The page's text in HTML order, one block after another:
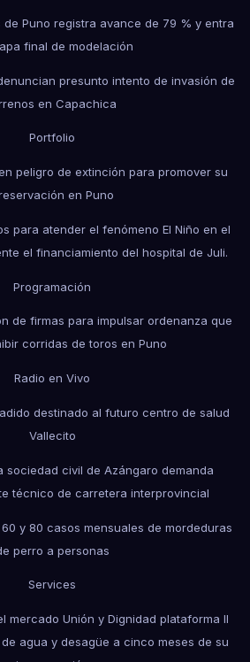
Puno registra avance de 79 % y entra
final de modelación
presunto intento de invasión de
en Capachica
Portfolio
peligro de extinción para promover su
en Puno
para atender el fenómeno El Niño en el
el financiamiento del hospital de Juli.
Programación
de firmas para impulsar ordenanza que
corridas de toros en Puno
Radio en Vivo
destinado al futuro centro de salud
Vallecito
sociedad civil de Azángaro demanda
técnico de carretera interprovincial
y 80 casos mensuales de mordeduras
perro a personas
Services
mercado Unión y Dignidad plataforma II
agua y desagüe a cinco meses de su